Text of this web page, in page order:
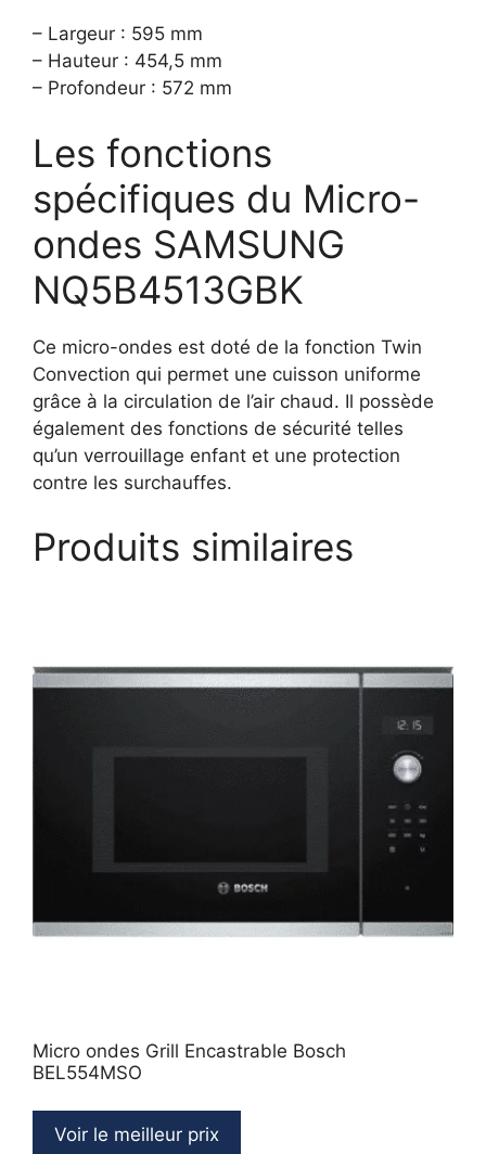
– Largeur : 595 mm
– Hauteur : 454,5 mm
– Profondeur : 572 mm
Les fonctions
spécifiques du Micro-
ondes SAMSUNG
NQ5B4513GBK
Ce micro-ondes est doté de la fonction Twin
Convection qui permet une cuisson uniforme
grâce à la circulation de l’air chaud. Il possède
également des fonctions de sécurité telles
qu’un verrouillage enfant et une protection
contre les surchauffes.
Produits similaires
Micro ondes Grill Encastrable Bosch
BEL554MSO
Voir le meilleur prix